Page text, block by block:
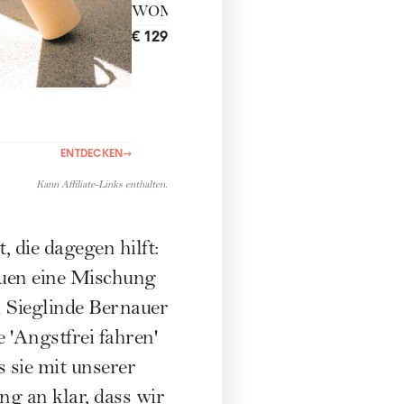
ENTDECKEN→
WOMANmoon
€ 129,00
Kann Affiliate-Links enthalten.
die dagegen hilft:
eine Mischung
Bernauer
'Angstfrei fahren'
sie mit unserer
an klar, dass wir